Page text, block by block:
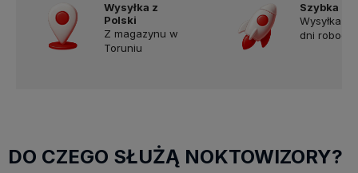
Wysyłka z
Polski
Z magazynu w
Toruniu
Szybka
Wysyłka w
dni
DO CZEGO SŁUŻĄ NOKTOWIZORY?